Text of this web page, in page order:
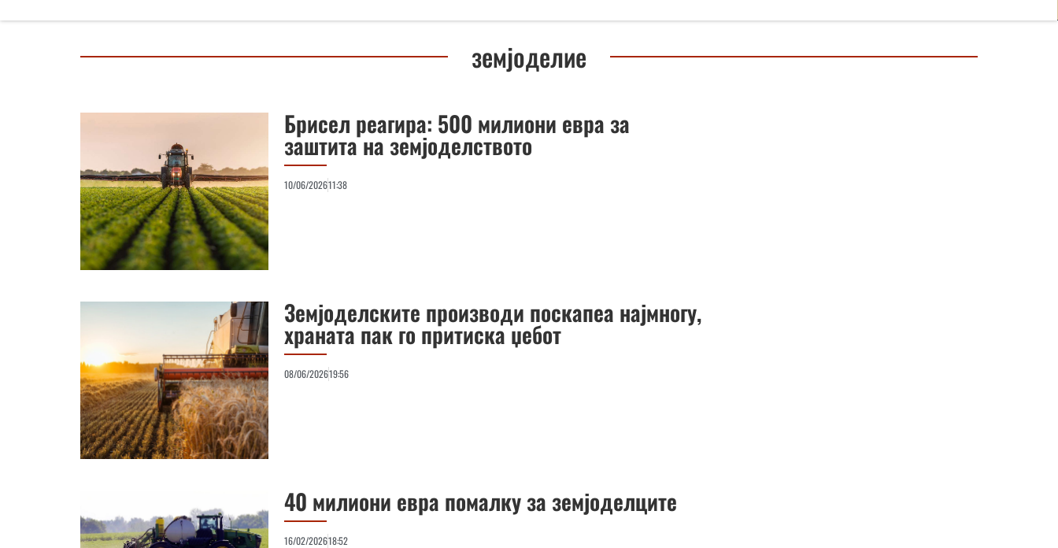
земјоделие
Брисел реагира: 500 милиони евра за
заштита на земјоделството
10/06/202611:38
Земјоделските производи поскапеа најмногу,
храната пак го притиска џебот
08/06/202619:56
40 милиони евра помалку за земјоделците
16/02/202618:52